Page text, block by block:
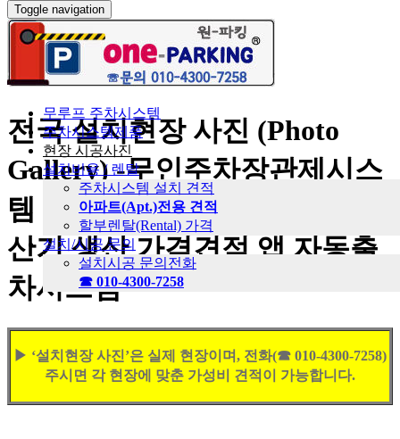
Toggle navigation
무루프 주차시스템
주차시스템제품
현장 시공사진
설치비용 / 렌탈
주차시스템 설치 견적
아파트(Apt.)전용 견적
할부렌탈(Rental) 가격
설치/시공 문의
설치시공 문의전화
☎ 010-4300-7258
전국 설치현장 사진 (Photo
Gallery) -무인주차장관제시스
템 주차차단기 무인주차요금정
산기 생산 가격견적 앱 자동출
차시스템
▶ ‘설치현장 사진’은 실제 현장이며, 전화(☎ 010-4300-7258)
주시면 각 현장에 맞춘 가성비 견적이 가능합니다.